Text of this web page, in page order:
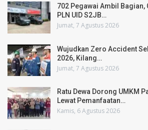
702 Pegawai Ambil Bagian,
PLN UID S2JB…
Jumat, 7 Agustus 2026
Wujudkan Zero Accident
2026, Kilang…
Jumat, 7 Agustus 2026
Ratu Dewa Dorong UMKM
Lewat Pemanfaatan…
Kamis, 6 Agustus 2026